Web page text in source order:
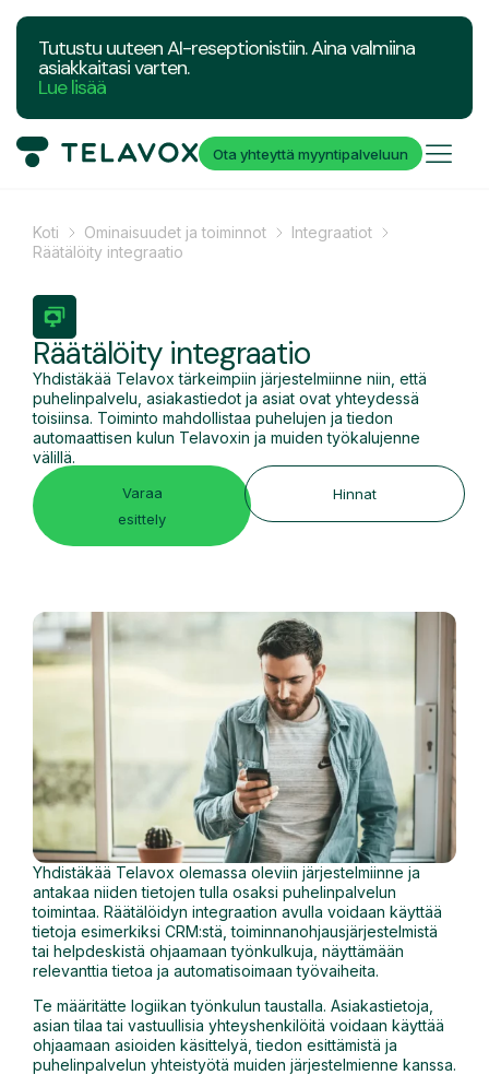
Tutustu uuteen AI-reseptionistiin. Aina valmiina
asiakkaitasi varten.
Lue lisää
Ota yhteyttä myyntipalveluun
Koti Ominaisuudet ja toiminnot
Integraatiot
Räätälöity integraatio
Räätälöity integraatio
Yhdistäkää Telavox tärkeimpiin järjestelmiinne niin, että
puhelinpalvelu, asiakastiedot ja asiat ovat yhteydessä
toisiinsa. Toiminto mahdollistaa puhelujen ja tiedon
automaattisen kulun Telavoxin ja muiden työkalujenne
välillä.
Varaa
esittely
Hinnat
Yhdistäkää Telavox olemassa oleviin järjestelmiinne ja
antakaa niiden tietojen tulla osaksi puhelinpalvelun
toimintaa. Räätälöidyn integraation avulla voidaan käyttää
tietoja esimerkiksi CRM:stä, toiminnanohjausjärjestelmistä
tai helpdeskistä ohjaamaan työnkulkuja, näyttämään
relevanttia tietoa ja automatisoimaan työvaiheita.
Te määritätte logiikan työnkulun taustalla. Asiakastietoja,
asian tilaa tai vastuullisia yhteyshenkilöitä voidaan käyttää
ohjaamaan asioiden käsittelyä, tiedon esittämistä ja
puhelinpalvelun yhteistyötä muiden järjestelmienne kanssa.